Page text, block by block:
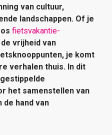
van cultuur,
landschappen. Of je
fietsvakantie-
vrijheid van
je komt
verhalen thuis. In dit
het samenstellen van
hand van